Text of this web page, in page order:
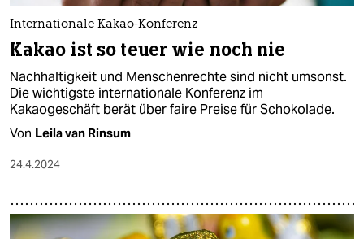
Internationale Kakao-Konferenz
Kakao ist so teuer wie noch nie
Nachhaltigkeit und Menschenrechte sind nicht umsonst.
Die wichtigste internationale Konferenz im
Kakaogeschäft berät über faire Preise für Schokolade.
Von Leila van Rinsum
24.4.2024